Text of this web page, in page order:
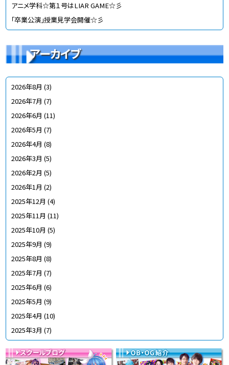
アニメ学科☆第１号はLIAR GAME☆彡
「卒業公演」授業見学会開催☆彡
アーカイブ
2026年8月 (3)
2026年7月 (7)
2026年6月 (11)
2026年5月 (7)
2026年4月 (8)
2026年3月 (5)
2026年2月 (5)
2026年1月 (2)
2025年12月 (4)
2025年11月 (11)
2025年10月 (5)
2025年9月 (9)
2025年8月 (8)
2025年7月 (7)
2025年6月 (6)
2025年5月 (9)
2025年4月 (10)
2025年3月 (7)